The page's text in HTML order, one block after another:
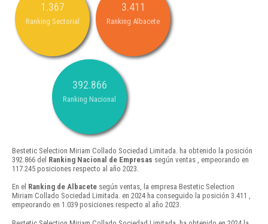
1.367
Ranking Sectorial
3.411
Ranking Albacete
392.866
Ranking Nacional
Bestetic Selection Miriam Collado Sociedad Limitada. ha obtenido la posición
392.866 del Ranking Nacional de Empresas según ventas , empeorando en
117.245 posiciones respecto al año 2023.
En el Ranking de Albacete según ventas, la empresa Bestetic Selection
Miriam Collado Sociedad Limitada. en 2024 ha conseguido la posición 3.411 ,
empeorando en 1.039 posiciones respecto al año 2023.